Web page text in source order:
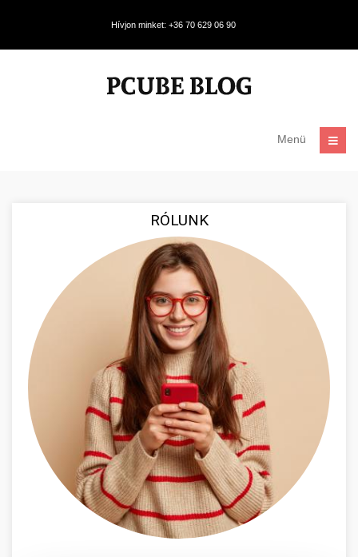
Hívjon minket: +36 70 629 06 90
Menü
RÓLUNK